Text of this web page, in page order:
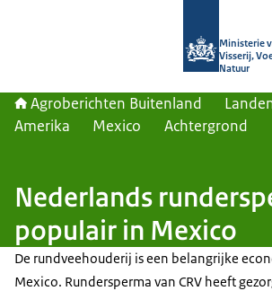
Ministerie
Visserij,
Natuur
Agroberichten Buitenland
Amerika
Mexico Achtergrond
Nederlands
populair in Mexico
De rundveehouderij is een belangrijke
Mexico. Rundersperma van CRV heeft